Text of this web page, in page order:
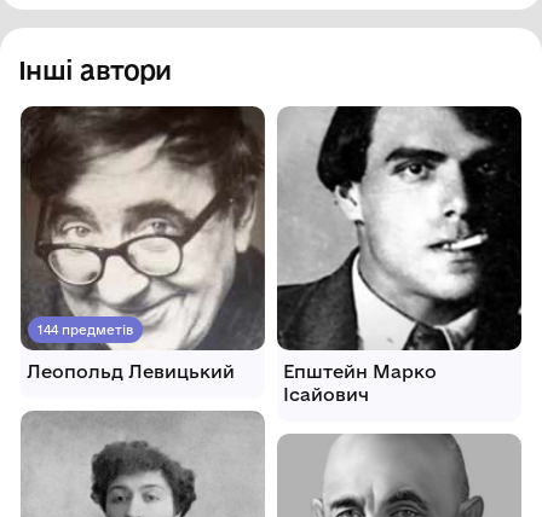
Інші автори
144 предметів
Леопольд Левицький
Епштейн Марко
Ісайович